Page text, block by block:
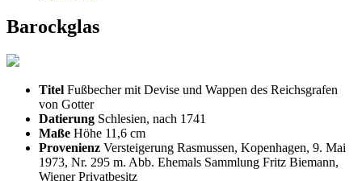
Barockglas
Titel Fußbecher mit Devise und Wappen des Reichsgrafen
von Gotter
Datierung Schlesien, nach 1741
Maße Höhe 11,6 cm
Provenienz Versteigerung Rasmussen, Kopenhagen, 9. Mai
1973, Nr. 295 m. Abb. Ehemals Sammlung Fritz Biemann,
Wiener Privatbesitz